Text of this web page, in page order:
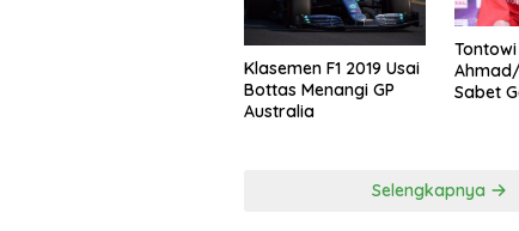
Klasemen F1 2019 Usai
Bottas Menangi GP
Australia
Tontowi
Sabet
Selengkapnya